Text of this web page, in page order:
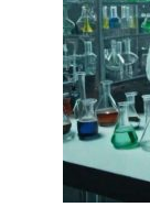
Сап-
и
07
В